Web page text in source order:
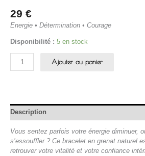
29 €
Energie • Détermination • Courage
Disponibilité : 5 en stock
Ajouter au panier
Description
Vous sentez parfois votre énergie diminuer,
s’essouffler ? Ce bracelet en grenat naturel
retrouver votre vitalité et votre confiance